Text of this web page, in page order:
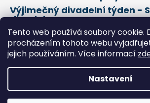
Tento web používá soubory cookie.
procházením tohoto webu
jejich používáním. Více informací
Nastavení
Výjimečný divadelní týden -
divadel
21. února Mezinárodní den
jazyka
Vytvořil Shoptet